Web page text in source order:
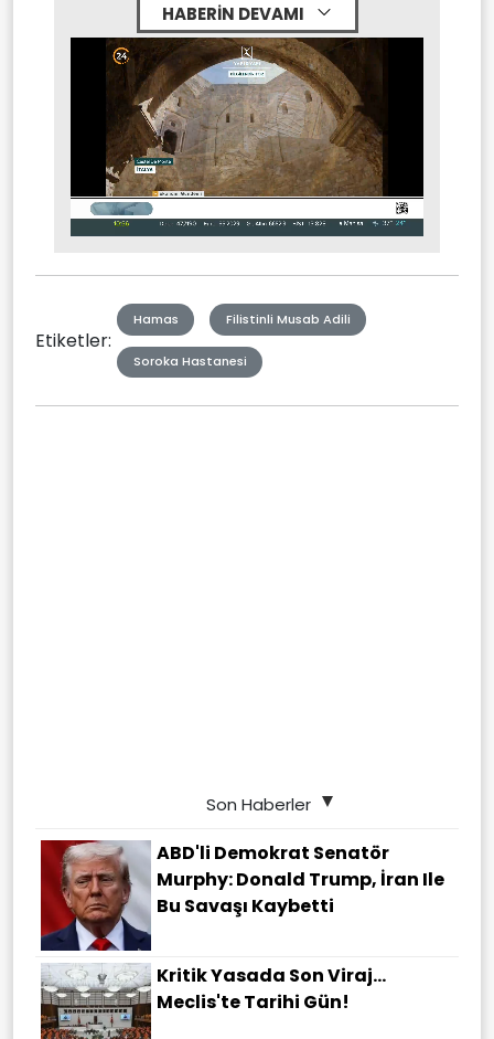
HABERİN DEVAMI
Mute Stream
Etiketler:
Hamas Filistinli Musab Adili
Soroka Hastanesi
Son Haberler
ABD'li Demokrat Senatör
Murphy: Donald Trump, İran Ile
Bu Savaşı Kaybetti
Kritik Yasada Son Viraj...
Meclis'te Tarihi Gün!